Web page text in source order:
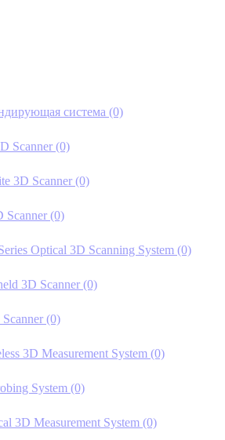
система (0)
Scanner (0)
3D Scanner (0)
Scanner (0)
Optical 3D Scanning System (0)
3D Scanner (0)
(0)
3D Measurement System (0)
System (0)
3D Measurement System (0)